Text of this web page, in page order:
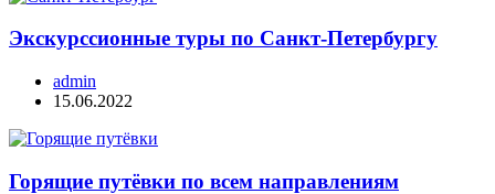
Экскурссионные туры по Санкт-Петербургу
admin
15.06.2022
Горящие путёвки по всем направлениям